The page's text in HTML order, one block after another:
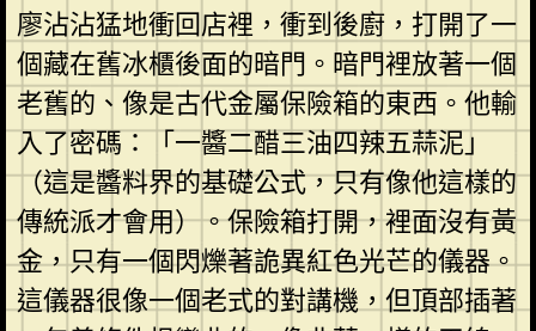
廖沾沾猛地衝回店裡，衝到後廚，打開了一
個藏在舊冰櫃後面的暗門。暗門裡放著一個
老舊的、像是古代金屬保險箱的東西。他輸
入了密碼：「一醬二醋三油四辣五蒜泥」
（這是醬料界的基礎公式，只有像他這樣的
傳統派才會用）。保險箱打開，裡面沒有黃
金，只有一個閃爍著詭異紅色光芒的儀器。
這儀器很像一個老式的對講機，但頂部插著